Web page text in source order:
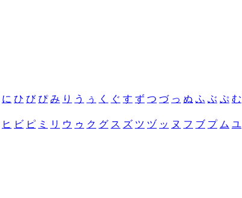
に ひ び ぴ み り う ぅ く ぐ す ず つ づ っ ぬ ふ ぶ ぷ む
ヒ ビ ピ ミ リ ウ ゥ ク グ ス ズ ツ ヅ ッ ヌ フ ブ プ ム ユ